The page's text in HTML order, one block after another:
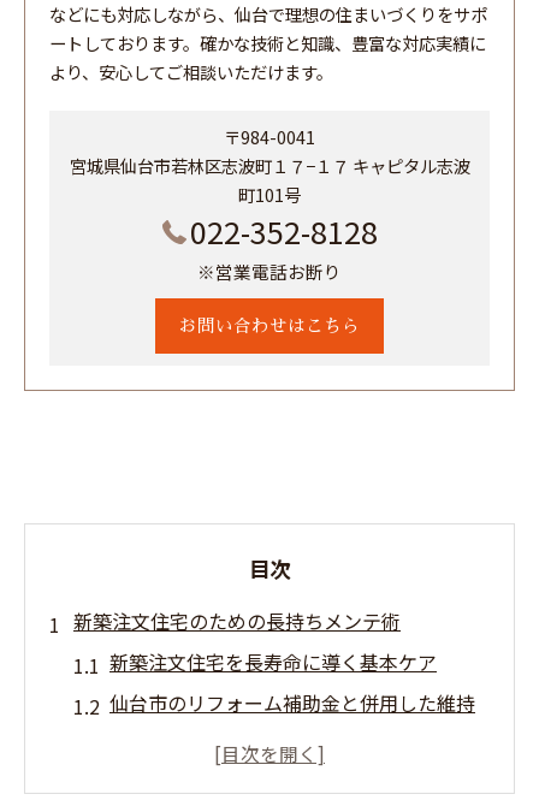
などにも対応しながら、仙台で理想の住まいづくりをサポ
ートしております。確かな技術と知識、豊富な対応実績に
より、安心してご相談いただけます。
〒984-0041
宮城県仙台市若林区志波町１７−１７ キャピタル志波
町101号
022-352-8128
※営業電話お断り
お問い合わせはこちら
目次
新築注文住宅のための長持ちメンテ術
新築注文住宅を長寿命に導く基本ケア
仙台市のリフォーム補助金と併用した維持